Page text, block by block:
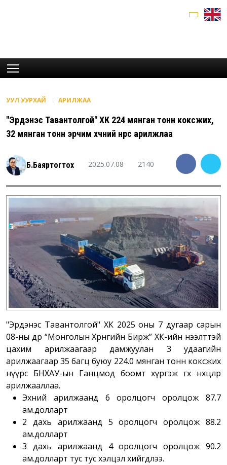
УУЛ УУРХАЙ АРИЛЖАА
"Эрдэнэс Тавантолгой" ХК 224 мянган тонн коксжих,
32 мянган тонн эрчим хүчний нүүрс арилжлаа
Б.Баяртогтох 2025.07.08 2140
"Эрдэнэс Тавантолгой" ХК 2025 оны 7 дугаар сарын
08-ны өдөр “Монголын Хөрөнгийн Бирж” ХК-ийн нээлттэй
цахим арилжаагаар дамжуулан 3 удаагийн
арилжаагаар 35 багц буюу 224.0 мянган тонн коксжих
нүүрс БНХАУ-ын Ганцмод боомт хүргэж өгөх нөхцөлөөр
арилжааллаа.
Эхний арилжаанд 6 оролцогч оролцож 87.7
ам.долларт
2 дахь арилжаанд 5 оролцогч оролцож 88.2
ам.долларт
3 дахь арилжаанд 4 оролцогч оролцож 90.2
ам.долларт тус тус хэлцэл хийгдлээ.